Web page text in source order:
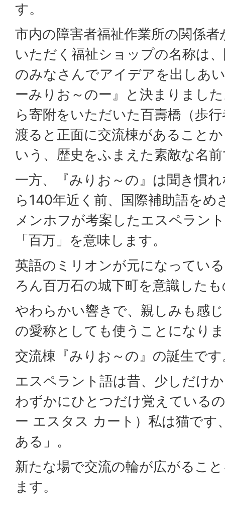
す。
市内の障害者福祉作業所の関係
いただく福祉ショップの名称は
のみなさんでアイデアを出しあ
ーみりお～のー』と決まりまし
ら寄附をいただいた百壽橋（歩
渡ると正面に交流棟があること
いう、歴史をふまえた素敵な名
一方、『みりお～の』は聞き慣
ら140年近く前、国際補助語を
メンホフが考案したエスペラン
「百万」を意味します。
英語のミリオンが元になってい
ろん百万石の城下町を意識した
やわらかい響きで、親しみも感
の愛称としても使うことになり
交流棟『みりお～の』の誕生です
エスペラント語は昔、少しだけ
わずかにひとつだけ覚えている
ー エスタス カート）私は猫です
ある」。
新たな場で交流の輪が広がるこ
ます。